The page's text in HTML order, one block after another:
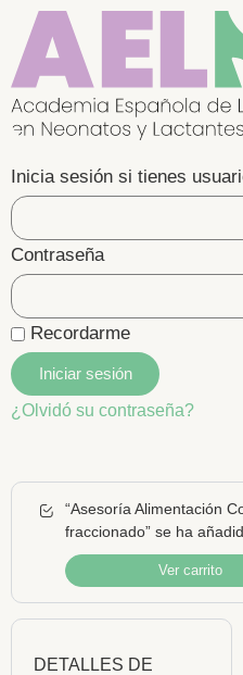
Inicia sesión si tienes
Contraseña
Recordarme
Iniciar sesión
¿Olvidó su contraseña?
“Asesoría Alimentación
fraccionado” se ha
Ver carrito
DETALLES DE